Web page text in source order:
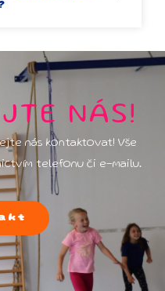
NÁS!
nás kontaktovat! Vše
telefonu či e-mailu.